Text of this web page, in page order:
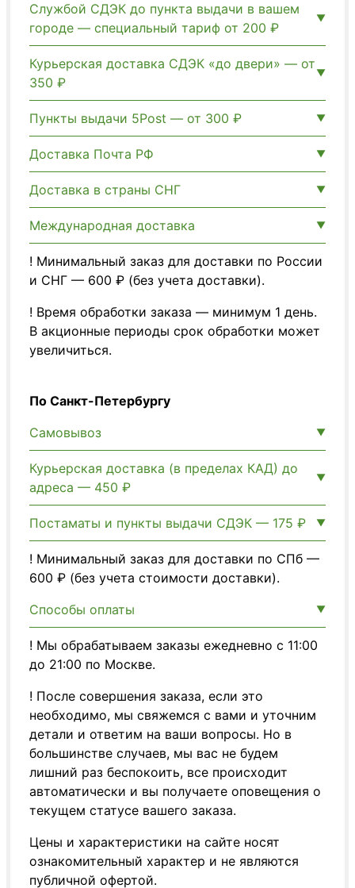
Службой СДЭК до пункта выдачи в вашем
городе — специальный тариф от 200 ₽
Курьерская доставка СДЭК «до двери» — от
350 ₽
Пункты выдачи 5Post — от 300 ₽
Доставка Почта РФ
Доставка в страны СНГ
Международная доставка
! Минимальный заказ для доставки по России
и СНГ — 600 ₽ (без учета доставки).
! Время обработки заказа — минимум 1 день.
В акционные периоды срок обработки может
увеличиться.
По Санкт-Петербургу
Самовывоз
Курьерская доставка (в пределах КАД) до
адреса — 450 ₽
Постаматы и пункты выдачи СДЭК — 175 ₽
! Минимальный заказ для доставки по СПб —
600 ₽ (без учета стоимости доставки).
Способы оплаты
! Мы обрабатываем заказы ежедневно с 11:00
до 21:00 по Москве.
! После совершения заказа, если это
необходимо, мы свяжемся с вами и уточним
детали и ответим на ваши вопросы. Но в
большинстве случаев, мы вас не будем
лишний раз беспокоить, все происходит
автоматически и вы получаете оповещения о
текущем статусе вашего заказа.
Цены и характеристики на сайте носят
ознакомительный характер и не являются
публичной офертой.